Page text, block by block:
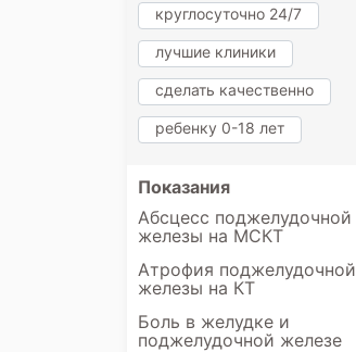
круглосуточно 24/7
лучшие клиники
сделать качественно
ребенку 0-18 лет
Показания
Абсцесс поджелудочной
железы на МСКТ
Атрофия поджелудочной
железы на КТ
Боль в желудке и
поджелудочной железе